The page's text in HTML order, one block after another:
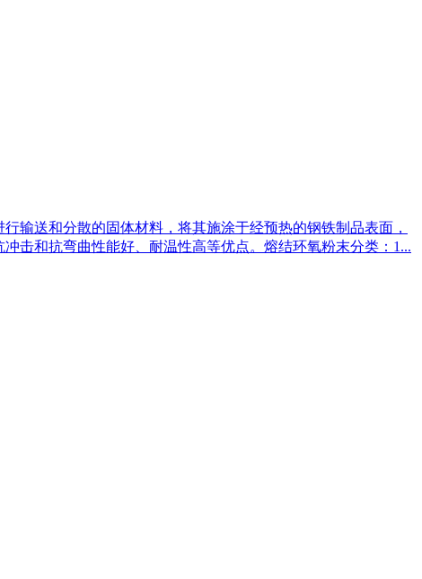
输送和分散的固体材料，将其施涂于经预热的钢铁制品表面，
击和抗弯曲性能好、耐温性高等优点。熔结环氧粉末分类：1...